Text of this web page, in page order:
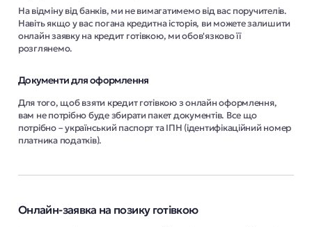
На відміну від банків, ми не вимагатимемо від вас поручителів.
Навіть якщо у вас погана кредитна історія, ви можете залишити
онлайн заявку на кредит готівкою, ми обов'язково її
розглянемо.
Документи для оформлення
Для того, щоб взяти кредит готівкою з онлайн оформлення,
вам не потрібно буде збирати пакет документів. Все що
потрібно – український паспорт та ІПН (ідентифікаційний номер
платника податків).
Онлайн-заявка на позику готівкою